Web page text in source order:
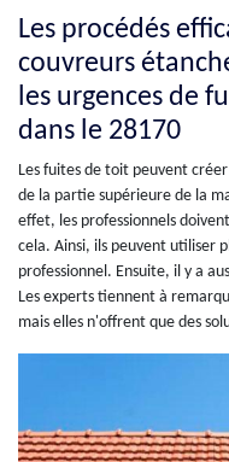
Les procédés
couvreurs
les urgences de
dans le 28170
Les fuites de toit peuvent
de la partie supérieure de la
effet, les professionnels
cela. Ainsi, ils peuvent utiliser
professionnel. Ensuite, il y a
Les experts tiennent à
mais elles n'offrent que des